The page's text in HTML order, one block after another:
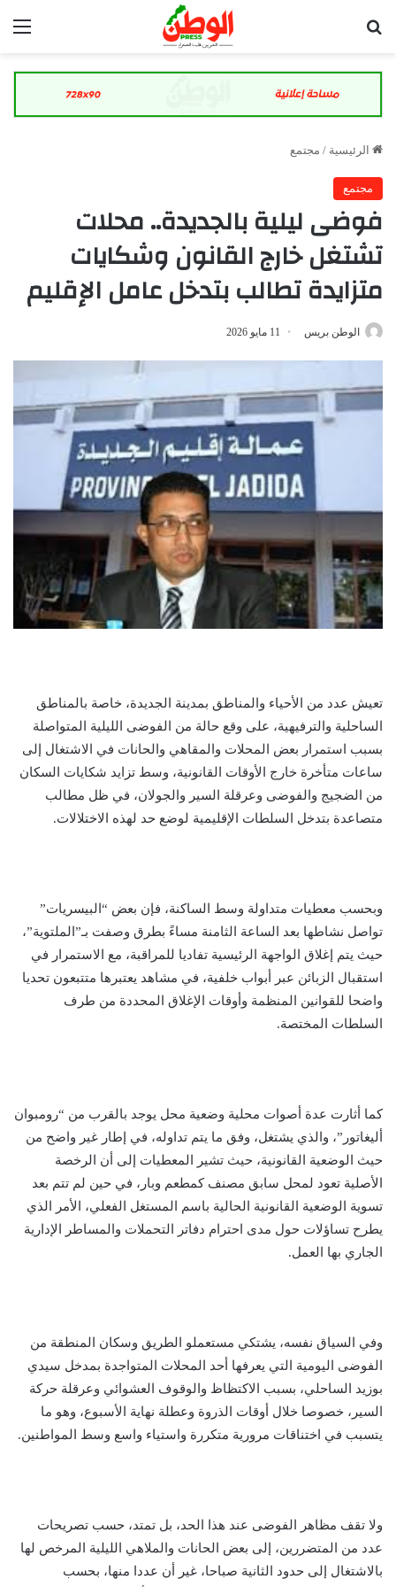
الرئيسية / مجتمع
مجتمع
فوضى ليلية بالجديدة.. محلات
تشتغل خارج القانون وشكايات
متزايدة تطالب بتدخل عامل الإقليم
الوطن بريس 11 مايو 2026
تعيش عدد من الأحياء والمناطق بمدينة الجديدة، خاصة بالمناطق
الساحلية والترفيهية، على وقع حالة من الفوضى الليلية المتواصلة
بسبب استمرار بعض المحلات والمقاهي والحانات في الاشتغال إلى
ساعات متأخرة خارج الأوقات القانونية، وسط تزايد شكايات السكان
من الضجيج والفوضى وعرقلة السير والجولان، في ظل مطالب
متصاعدة بتدخل السلطات الإقليمية لوضع حد لهذه الاختلالات.
وبحسب معطيات متداولة وسط الساكنة، فإن بعض “البيسريات”
تواصل نشاطها بعد الساعة الثامنة مساءً بطرق وصفت بـ”الملتوية”،
حيث يتم إغلاق الواجهة الرئيسية تفاديا للمراقبة، مع الاستمرار في
استقبال الزبائن عبر أبواب خلفية، في مشاهد يعتبرها متتبعون تحديا
واضحا للقوانين المنظمة وأوقات الإغلاق المحددة من طرف
السلطات المختصة.
كما أثارت عدة أصوات محلية وضعية محل يوجد بالقرب من “رومبوان
أليغاتور”، والذي يشتغل، وفق ما يتم تداوله، في إطار غير واضح من
حيث الوضعية القانونية، حيث تشير المعطيات إلى أن الرخصة
الأصلية تعود لمحل سابق مصنف كمطعم وبار، في حين لم تتم بعد
تسوية الوضعية القانونية الحالية باسم المستغل الفعلي، الأمر الذي
يطرح تساؤلات حول مدى احترام دفاتر التحملات والمساطر الإدارية
الجاري بها العمل.
وفي السياق نفسه، يشتكي مستعملو الطريق وسكان المنطقة من
الفوضى اليومية التي يعرفها أحد المحلات المتواجدة بمدخل سيدي
بوزيد الساحلي، بسبب الاكتظاظ والوقوف العشوائي وعرقلة حركة
السير، خصوصا خلال أوقات الذروة وعطلة نهاية الأسبوع، وهو ما
يتسبب في اختناقات مرورية متكررة واستياء واسع وسط المواطنين.
ولا تقف مظاهر الفوضى عند هذا الحد، بل تمتد، حسب تصريحات
عدد من المتضررين، إلى بعض الحانات والملاهي الليلية المرخص لها
بالاشتغال إلى حدود الثانية صباحا، غير أن عددا منها، بحسب